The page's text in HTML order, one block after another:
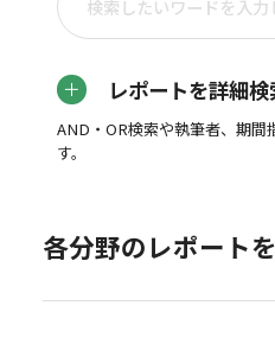
レポートを詳細検
AND・OR検索や執筆者、期間
す。
各分野のレポート